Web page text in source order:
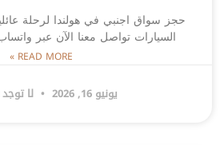
حجز سواق اجنبي في هولندا لرحلة
السيارات تواصل معنا الآن عبر واتساب:
READ MORE »
يونيو 16, 2026 لا